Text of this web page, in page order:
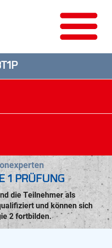
1 PRÜFUNG
die Teilnehmer als
und können sich
2 fortbilden.